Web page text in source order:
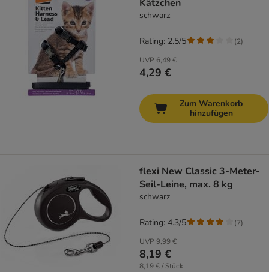
Kätzchen
schwarz
UVP 6,49 €
4,29 €
Rating: 2.5/5 (2)
Zum Warenkorb
hinzufügen
flexi New Classic 3-Meter-
Seil-Leine, max. 8 kg
schwarz
UVP 9,99 €
8,19 €
8,19 € / Stück
Rating: 4.3/5 (7)